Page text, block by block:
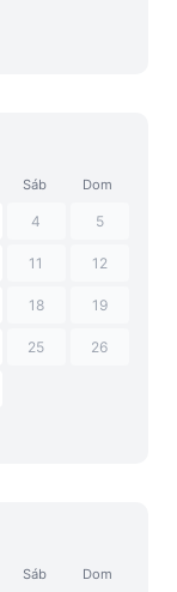
Sáb Dom
4 5
11 12
18 19
25 26
Sáb Dom